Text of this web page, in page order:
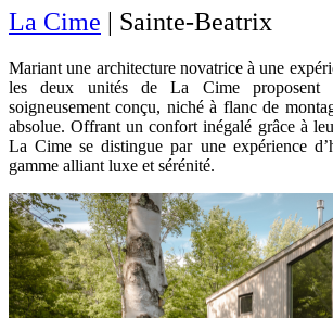
La Cime | Sainte-Beatrix
Mariant une architecture novatrice à une
les deux unités de La Cime proposent
soigneusement conçu, niché à flanc de
absolue. Offrant un confort inégalé grâce à
La Cime se distingue par une expérience
gamme alliant luxe et sérénité.